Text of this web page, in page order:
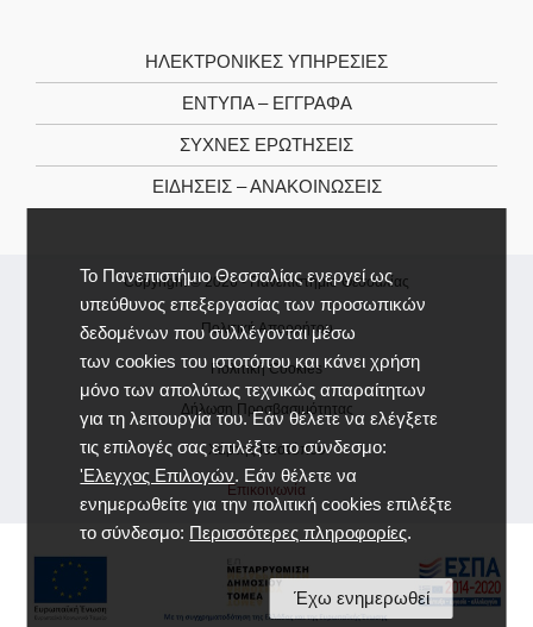
Το Πανεπιστήμιο Θεσσαλίας ενεργεί ως
υπεύθυνος επεξεργασίας των προσωπικών
δεδομένων που συλλέγονται μέσω
των cookies του ιστοτόπου και κάνει χρήση
μόνο των απολύτως τεχνικώς απαραίτητων
για τη λειτουργία του. Εάν θέλετε να ελέγξετε
τις επιλογές σας επιλέξτε το σύνδεσμο:
'Ελεγχος Επιλογών. Εάν θέλετε να
ενημερωθείτε για την πολιτική cookies επιλέξτε
το σύνδεσμο: Περισσότερες πληροφορίες.
Έχω ενημερωθεί
ΗΛΕΚΤΡΟΝΙΚΕΣ ΥΠΗΡΕΣΙΕΣ
ΕΝΤΥΠΑ – ΕΓΓΡΑΦΑ
ΣΥΧΝΕΣ ΕΡΩΤΗΣΕΙΣ
ΕΙΔΗΣΕΙΣ – ΑΝΑΚΟΙΝΩΣΕΙΣ
Copyright © 2026 -Πανεπιστήμιο Θεσσαλίας
Πολιτική Απορρήτου
Πολιτική Cookies
Δήλωση Προσβασιμότητας
Χάρτης Ιστοτόπου
Επικοινωνία